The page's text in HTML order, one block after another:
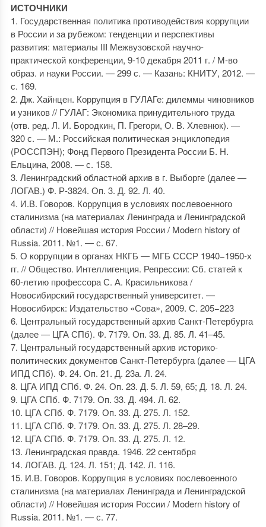
ИСТОЧНИКИ
1. Государственная политика противодействия коррупции
в России и за рубежом: тенденции и перспективы
развития: материалы III Межвузовской научно-
практической конференции, 9-10 декабря 2011 г. / М-во
образ. и науки России. — 299 с. — Казань: КНИТУ, 2012. —
с. 169.
2. Дж. Хайнцен. Коррупция в ГУЛАГе: дилеммы чиновников
и узников // ГУЛАГ: Экономика принудительного труда
(отв. ред. Л. И. Бородкин, П. Грегори, О. В. Хлевнюк). —
320 с. — М.: Российская политическая энциклопедия
(РОССПЭН); Фонд Первого Президента России Б. Н.
Ельцина, 2008. — с. 158.
3. Ленинградский областной архив в г. Выборге (далее —
ЛОГАВ.) Ф. Р-3824. Оп. 3. Д. 92. Л. 40.
4. И.В. Говоров. Коррупция в условиях послевоенного
сталинизма (на материалах Ленинграда и Ленинградской
области) // Новейшая история России / Modern history of
Russia. 2011. №1. — с. 67.
5. О коррупции в органах НКГБ — МГБ СССР 1940−1950-х
гг. // Общество. Интеллигенция. Репрессии: Сб. статей к
60-летию профессора С. А. Красильникова /
Новосибирский государственный университет. —
Новосибирск: Издательство «Сова», 2009. С. 205−223
6. Центральный государственный архив Санкт-Петербурга
(далее — ЦГА СПб). Ф. 7179. Оп. 33. Д. 85. Л. 41–45.
7. Центральный государственный архив историко-
политических документов Санкт-Петербурга (далее — ЦГА
ИПД СПб). Ф. 24. Оп. 21. Д. 23а. Л. 24.
8. ЦГА ИПД СПб. Ф. 24. Оп. 23. Д. 5. Л. 59, 65; Д. 18. Л. 24.
9. ЦГА СПб. Ф. 7179. Оп. 33. Д. 494. Л. 62.
10. ЦГА СПб. Ф. 7179. Оп. 33. Д. 275. Л. 152.
11. ЦГА СПб. Ф. 7179. Оп. 33. Д. 275. Л. 28–29.
12. ЦГА СПб. Ф. 7179. Оп. 33. Д. 275. Л. 12.
13. Ленинградская правда. 1946. 22 сентября
14. ЛОГАВ. Д. 124. Л. 151; Д. 142. Л. 116.
15. И.В. Говоров. Коррупция в условиях послевоенного
сталинизма (на материалах Ленинграда и Ленинградской
области) // Новейшая история России / Modern history of
Russia. 2011. №1. — с. 77.